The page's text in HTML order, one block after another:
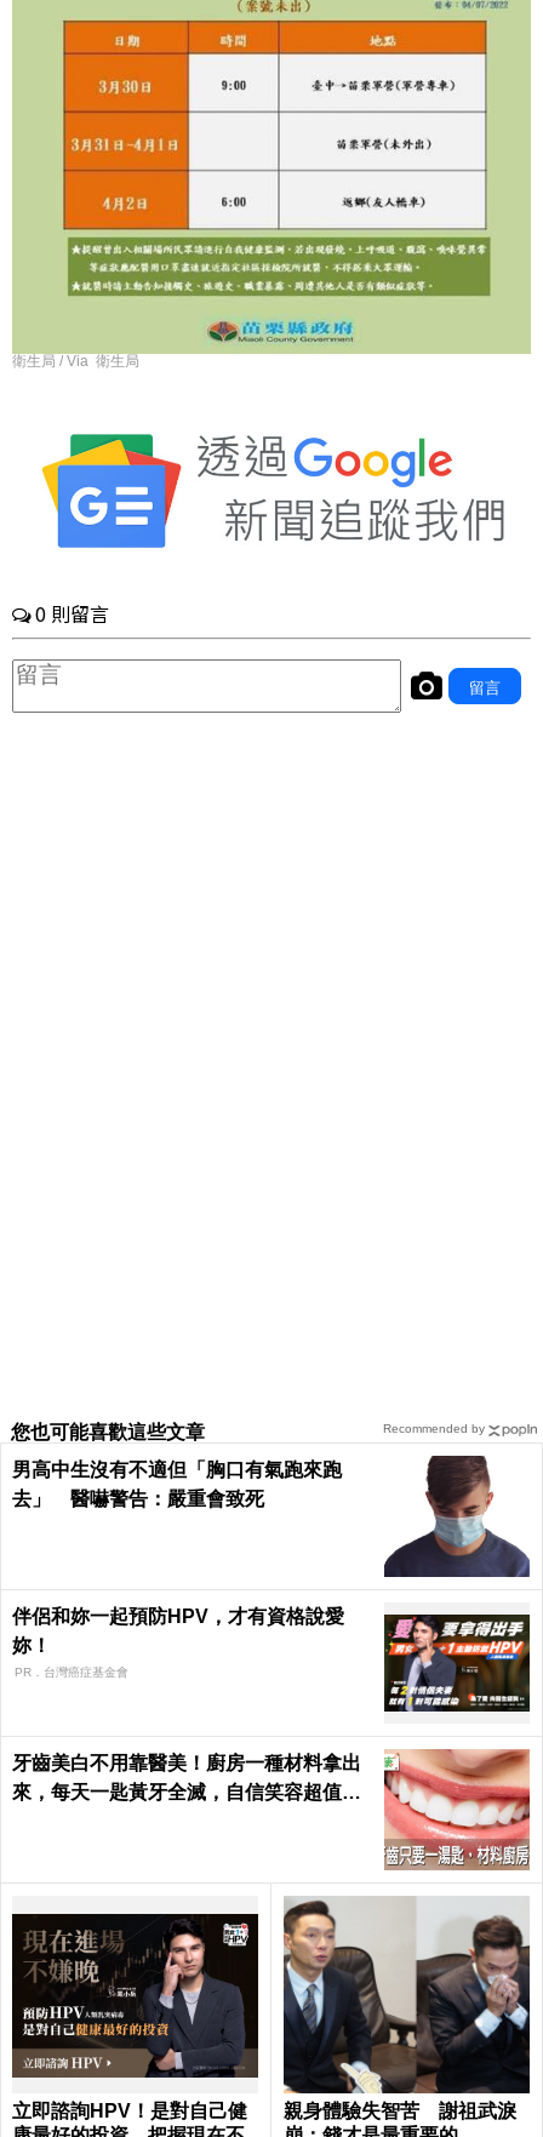
衛生局 / Via 衛生局
您也可能喜歡這些文章
男高中生沒有不適但「胸口有氣跑來跑
去」 醫嚇警告：嚴重會致死
伴侶和妳一起預防HPV，才有資格說愛
妳！
PR．台灣癌症基金會
牙齒美白不用靠醫美！廚房一種材料拿出
來，每天一匙黃牙全滅，自信笑容超值｜
立即諮詢HPV！是對自己健
親身體驗失智苦 謝祖武淚
Recommended by